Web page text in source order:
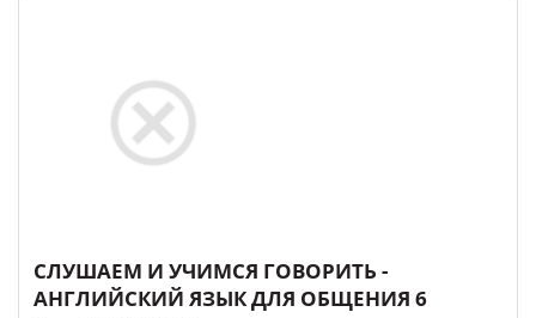
СЛУШАЕМ И УЧИМСЯ ГОВОРИТЬ -
АНГЛИЙСКИЙ ЯЗЫК ДЛЯ ОБЩЕНИЯ 6